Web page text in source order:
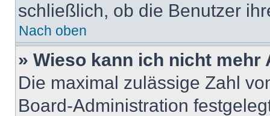
schließlich, ob die Benutzer
Nach oben
» Wieso kann ich nicht
Die maximal zulässige Zahl
Board-Administration